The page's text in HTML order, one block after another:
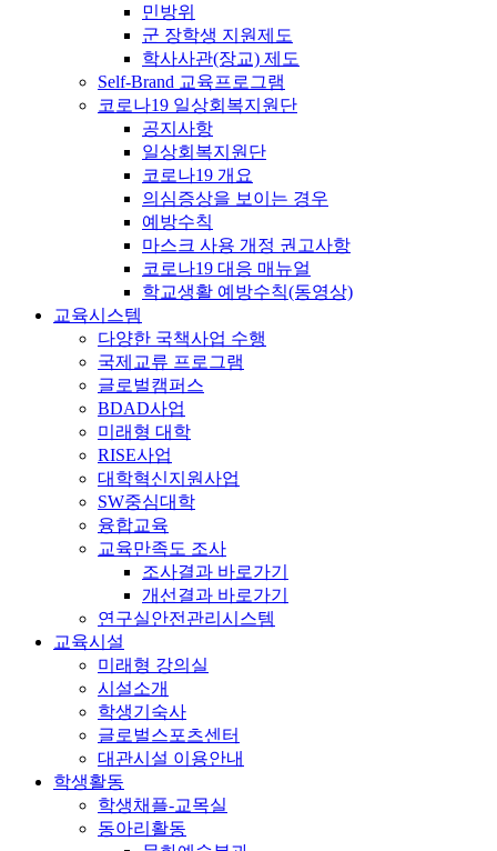
민방위
군 장학생 지원제도
학사사관(장교) 제도
Self-Brand 교육프로그램
코로나19 일상회복지원단
공지사항
일상회복지원단
코로나19 개요
의심증상을 보이는 경우
예방수칙
마스크 사용 개정 권고사항
코로나19 대응 매뉴얼
학교생활 예방수칙(동영상)
교육시스템
다양한 국책사업 수행
국제교류 프로그램
글로벌캠퍼스
BDAD사업
미래형 대학
RISE사업
대학혁신지원사업
SW중심대학
융합교육
교육만족도 조사
조사결과 바로가기
개선결과 바로가기
연구실안전관리시스템
교육시설
미래형 강의실
시설소개
학생기숙사
글로벌스포츠센터
대관시설 이용안내
학생활동
학생채플-교목실
동아리활동